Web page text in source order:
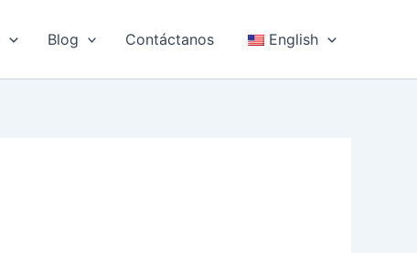
Blog Contáctanos English